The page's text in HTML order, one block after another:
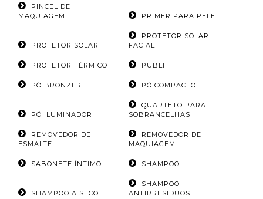
PINCEL DE
MAQUIAGEM
PRIMER PARA PELE
PROTETOR SOLAR
PROTETOR SOLAR
FACIAL
PROTETOR TÉRMICO PUBLI
PÓ BRONZER PÓ COMPACTO
PÓ ILUMINADOR
QUARTETO PARA
SOBRANCELHAS
REMOVEDOR DE
ESMALTE
REMOVEDOR DE
MAQUIAGEM
SABONETE ÍNTIMO SHAMPOO
SHAMPOO A SECO
SHAMPOO
ANTIRRESIDUOS